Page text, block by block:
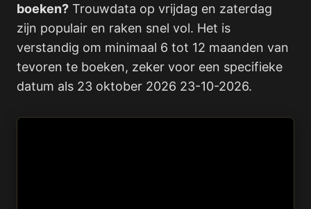
boeken? Trouwdata op vrijdag en zaterdag
zijn populair en raken snel vol. Het is
verstandig om minimaal 6 tot 12 maanden van
tevoren te boeken, zeker voor een specifieke
datum als 23 oktober 2026 23-10-2026.